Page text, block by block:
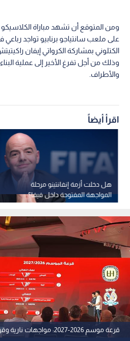
ومن المتوقع أن تشهد مباراة
على ملعب سانتياجو برنابيو تواجد
الكتلوني بمشاركة الكرواتي إيفان
وذلك من أجل تفرغ الأخير إلى عملية
والأطراف.
اقرأ أيضاً
هل دخلت أزمة إنفانتينو مرحلة
المواجهة المفتوحة داخل فيفا؟
قرعة موسم 2026-2027: مواجهات نارية وقرارات تاريخية في الكرة الأردنية